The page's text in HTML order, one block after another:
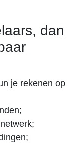
dan
je rekenen op